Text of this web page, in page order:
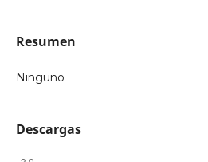
Resumen
Ninguno
Descargas